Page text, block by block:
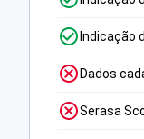
Indicação
Dados
Serasa